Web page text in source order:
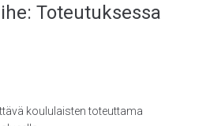
Toteutuksessa
koululaisten toteuttama